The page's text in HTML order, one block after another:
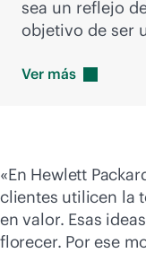
sea un reflejo
objetivo de ser
Ver más
«En Hewlett
clientes utilicen la
en valor. Esas
florecer. Por ese